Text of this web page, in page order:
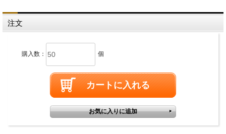
注文
購入数： 個